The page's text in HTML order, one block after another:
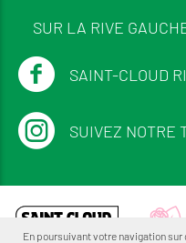
SUR LA RIVE
SAINT-CLOUD
SUIVEZ NOTRE
En poursuivant votre navigation